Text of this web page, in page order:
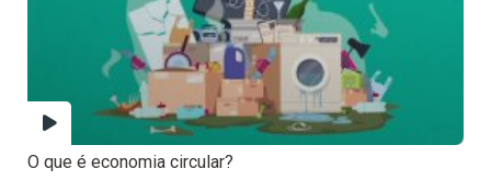
O que é economia circular?